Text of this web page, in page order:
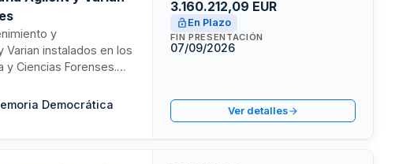
y
instalados en los
Ciencias Forenses.
pericial de sustancias
etílico en matrices
Democrática
3.160.212,09 EUR
En Plazo
FIN PRESENTACIÓN
07/09/2026
Ver detalles